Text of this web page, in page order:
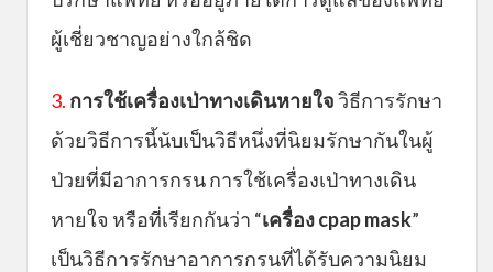
ผู้เชี่ยวชาญอย่างใกล้ชิด
3. การใช้เครื่องเป่าทางเดินหายใจวิธีการรักษา
ด้วยวิธีการนี้นับเป็นวิธีหนึ่งที่นิยมรักษากันในผู้
ป่วยที่มีอาการกรน การใช้เครื่องเป่าทางเดิน
หายใจ หรือที่เรียกกันว่า “เครื่อง cpap mask”
เป็นวิธีการรักษาอาการกรนที่ได้รับความนิยม